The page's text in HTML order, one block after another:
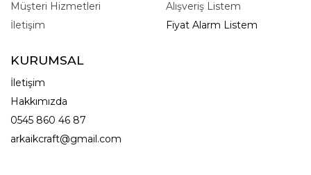
Müşteri Hizmetleri
İletişim
Alışveriş Listem
Fiyat Alarm Listem
KURUMSAL
İletişim
Hakkımızda
0545 860 46 87
arkaikcraft@gmail.com